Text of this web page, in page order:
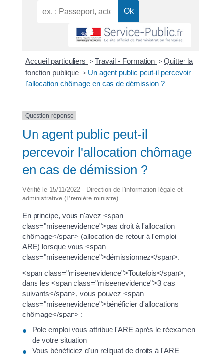
Accueil particuliers > Travail - Formation > Quitter la
fonction publique > Un agent public peut-il percevoir
l'allocation chômage en cas de démission ?
Question-réponse
Un agent public peut-il
percevoir l'allocation chômage
en cas de démission ?
Vérifié le 15/11/2022 - Direction de l'information légale et
administrative (Première ministre)
En principe, vous n'avez <span
class="miseenevidence">pas droit à l'allocation
chômage</span> (allocation de retour à l'emploi -
ARE) lorsque vous <span
class="miseenevidence">démissionnez</span>.
<span class="miseenevidence">Toutefois</span>,
dans les <span class="miseenevidence">3 cas
suivants</span>, vous pouvez <span
class="miseenevidence">bénéficier d'allocations
chômage</span> :
Pole emploi vous attribue l'ARE après le réexamen
de votre situation
Vous bénéficiez d'un reliquat de droits à l'ARE